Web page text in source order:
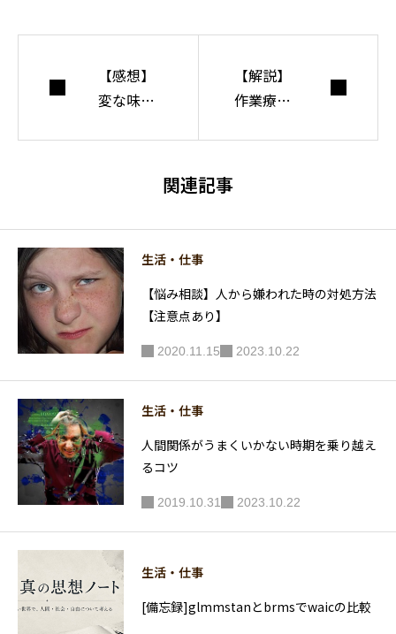
【感想】
変な味や
スク ステ
ム STD」
がおすす
め
【解説】
作業療法
関連記事
生活・仕事
【悩み相談】人から嫌われた時の対処方法
【注意点あり】
2020.11.15 2023.10.22
生活・仕事
人間関係がうまくいかない時期を乗り越え
るコツ
2019.10.31 2023.10.22
生活・仕事
[備忘録]glmmstanとbrmsでwaicの比較